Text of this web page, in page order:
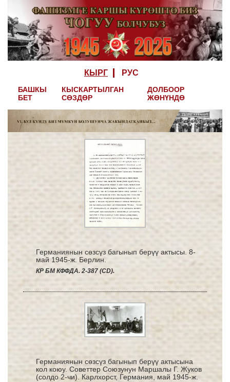
КЫРГ РУС
БАШКЫ
БЕТ
КЫСКАРТЫЛГАН
СӨЗДӨР
ДОЛБООР
ЖӨНҮНДӨ
Германиянын сөзсүз багынып берүү актысы. 8-
май 1945-ж. Берлин.
КР БМ КФФДА. 2-387 (СD).
Германиянын сөзсүз багынып берүү актысына
кол коюу. Советтер Союзунун Маршалы Г. Жуков
(солдо 2-чи). Карлхорст, Германия, май 1945-ж.